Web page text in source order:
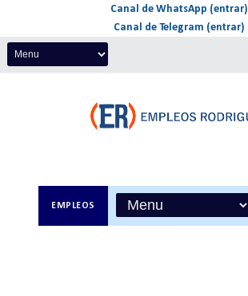
Canal de WhatsApp (entrar)
Canal de Telegram (entrar)
EMPLEOS